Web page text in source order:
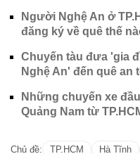
Người Nghệ An ở
đăng ký về quê thế
Chuyến tàu đưa 'gia
Nghệ An' đến quê an
Những chuyến xe
Quảng Nam từ
Chủ đề: TP.HCM Hà Tĩnh